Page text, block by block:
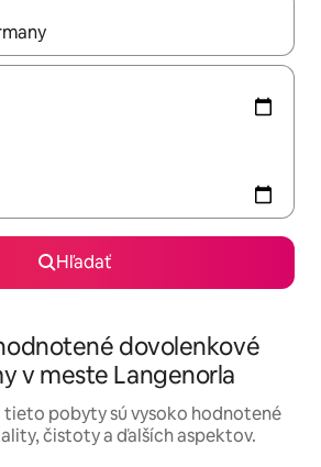
k dispozícii, môžete si ich prechádzať
Hľadať
dovolenkové
v meste Langenorla
tieto pobyty sú vysoko hodnotené
čistoty a ďalších aspektov.